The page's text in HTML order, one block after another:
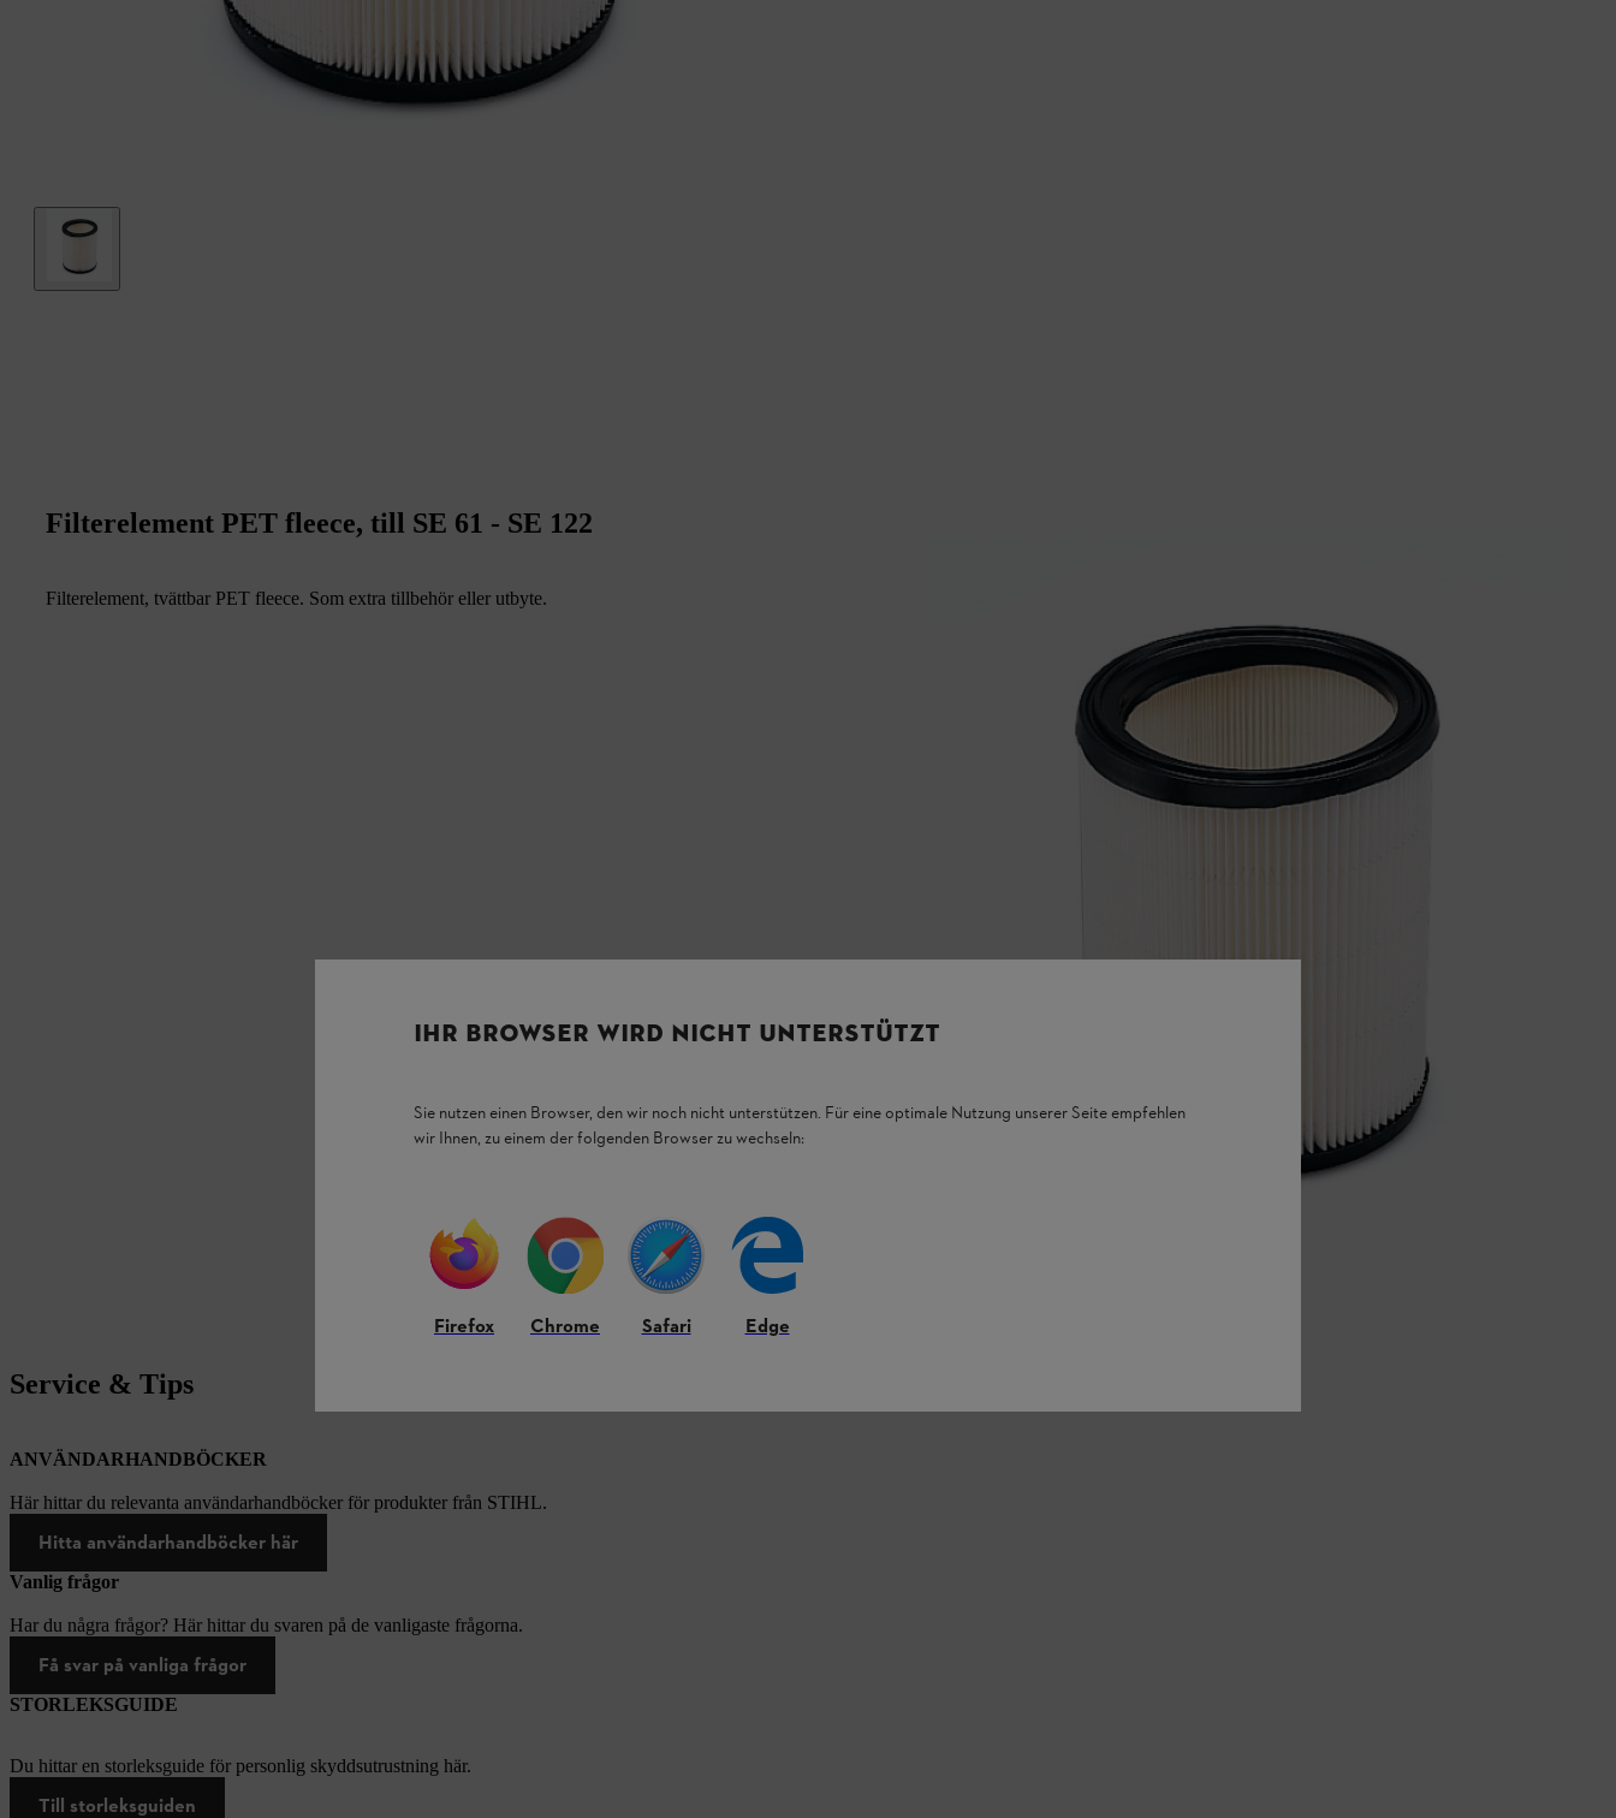
Filterelement PET fleece, till SE 61 - SE 122
Filterelement, tvättbar PET fleece. Som extra tillbehör eller utbyte.
Service & Tips
ANVÄNDARHANDBÖCKER
Här hittar du relevanta användarhandböcker för produkter från STIHL.
Hitta användarhandböcker här
Vanlig frågor
Har du några frågor? Här hittar du svaren på de vanligaste frågorna.
Få svar på vanliga frågor
STORLEKSGUIDE
Du hittar en storleksguide för personlig skyddsutrustning här.
Till storleksguiden
IHR BROWSER WIRD NICHT UNTERSTÜTZT
Sie nutzen einen Browser, den wir noch nicht unterstützen. Für eine optimale Nutzung unserer Seite empfehlen
wir Ihnen, zu einem der folgenden Browser zu wechseln:
Firefox Chrome Safari Edge